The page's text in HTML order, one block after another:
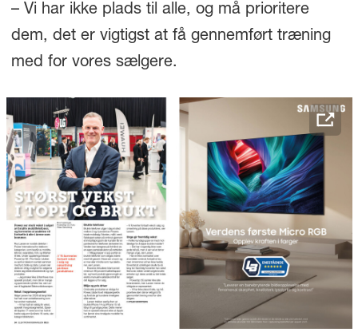
– Vi har ikke plads til alle, og må prioritere
dem, det er vigtigst at få gennemført træning
med for vores sælgere.